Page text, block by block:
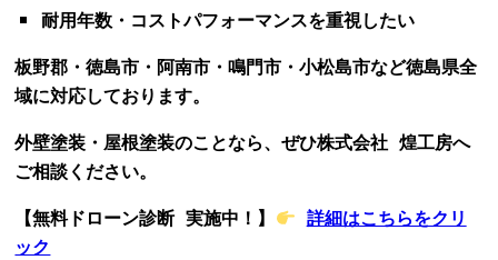
耐用年数・コストパフォーマンスを重視したい
板野郡・徳島市・阿南市・鳴門市・小松島市など徳島県全
域に対応しております。
外壁塗装・屋根塗装のことなら、ぜひ株式会社 煌工房へ
ご相談ください。
【無料ドローン診断 実施中！】
詳細はこちらをクリ
ック